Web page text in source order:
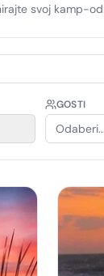
svoj kamp-
GOSTI
Odaberi...